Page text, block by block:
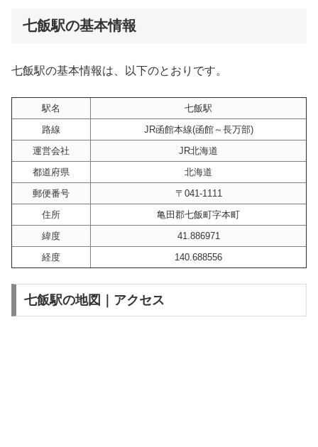
七飯駅の基本情報
七飯駅の基本情報は、以下のとおりです。
駅名
七飯駅
路線
JR函館本線(函館～長万部)
運営会社
JR北海道
都道府県
北海道
郵便番号
〒041-1111
住所
亀田郡七飯町字本町
緯度
41.886971
経度
140.688556
七飯駅の地図｜アクセス